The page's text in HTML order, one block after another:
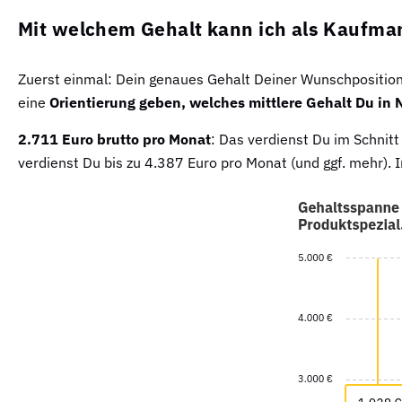
Mit welchem Gehalt kann ich als
Zuerst einmal: Dein genaues Gehalt Deiner
eine Orientierung geben, welches mittlere Gehalt Du in
2.711 Euro brutto pro Monat: Das verdienst Du im
verdienst Du bis zu 4.387 Euro pro Monat (und ggf.